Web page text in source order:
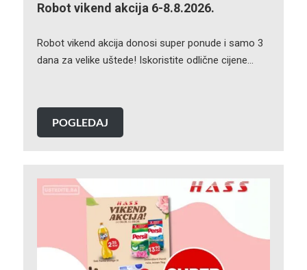
Robot vikend akcija 6-8.8.2026.
Robot vikend akcija donosi super ponude i samo 3
dana za velike uštede! Iskoristite odlične cijene…
POGLEDAJ